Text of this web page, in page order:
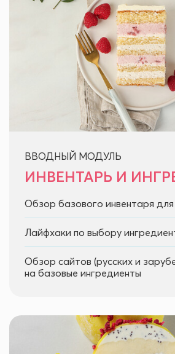
ВВОДНЫЙ МОДУЛЬ
ИНВЕНТАРЬ И
Обзор базового инвентаря для
Лайфхаки по выбору
Обзор сайтов (русских и
на базовые ингредиенты